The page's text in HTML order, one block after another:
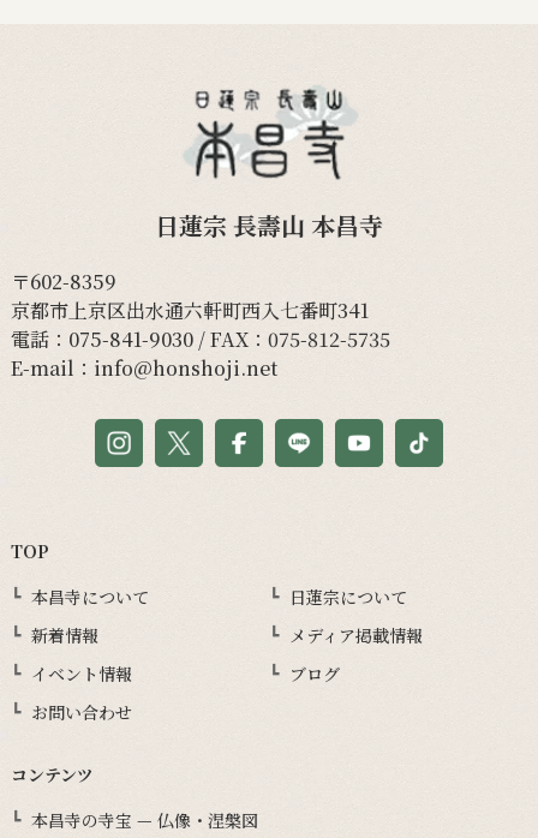
日蓮宗 長壽山 本昌寺
〒602-8359
京都市上京区出水通六軒町西入七番町341
電話： 075-841-9030/ FAX：075-812-5735
E-mail： info@honshoji.net
TOP
本昌寺について
日蓮宗について
新着情報
メディア掲載情報
イベント情報
ブログ
お問い合わせ
コンテンツ
本昌寺の寺宝 — 仏像・涅槃図